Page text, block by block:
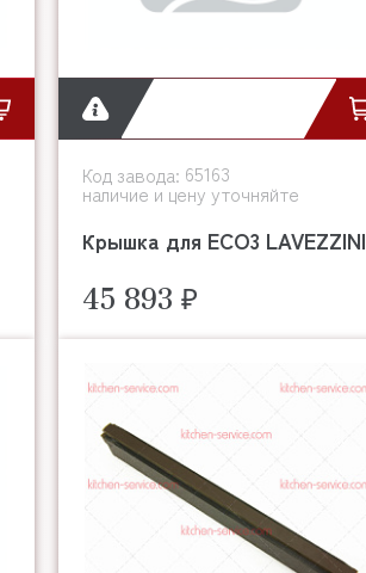
Код завода: 65163
наличие и цену уточняйте
Крышка для ECO3 LAVEZZINI
45 893 ₽